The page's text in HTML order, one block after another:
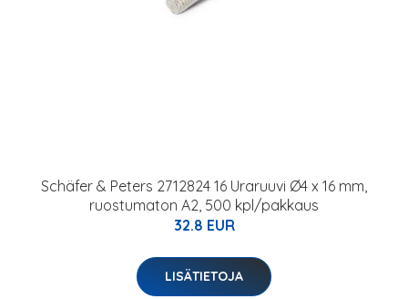
Schäfer & Peters 2712824 16 Uraruuvi Ø4 x 16 mm,
ruostumaton A2, 500 kpl/pakkaus
32.8 EUR
LISÄTIETOJA